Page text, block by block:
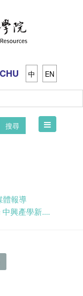
中 EN
搜尋
Toggle
體報導
興產學新....